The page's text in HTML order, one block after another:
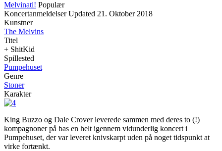
Melvinati! Populær
Koncertanmeldelser Updated 21. Oktober 2018
Kunstner
The Melvins
Titel
+ ShitKid
Spillested
Pumpehuset
Genre
Stoner
Karakter
King Buzzo og Dale Crover leverede sammen med deres to (!)
kompagnoner på bas en helt igennem vidunderlig koncert i
Pumpehuset, der var leveret knivskarpt uden på noget tidspunkt at
virke fortænkt.